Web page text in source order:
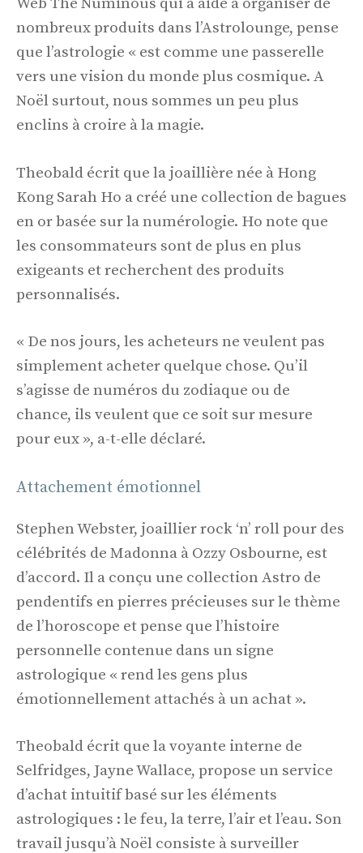
Web The Numinous qui a aidé à organiser de
nombreux produits dans l’Astrolounge, pense
que l’astrologie « est comme une passerelle
vers une vision du monde plus cosmique. A
Noël surtout, nous sommes un peu plus
enclins à croire à la magie.
Theobald écrit que la joaillière née à Hong
Kong Sarah Ho a créé une collection de bagues
en or basée sur la numérologie. Ho note que
les consommateurs sont de plus en plus
exigeants et recherchent des produits
personnalisés.
« De nos jours, les acheteurs ne veulent pas
simplement acheter quelque chose. Qu’il
s’agisse de numéros du zodiaque ou de
chance, ils veulent que ce soit sur mesure
pour eux », a-t-elle déclaré.
Attachement émotionnel
Stephen Webster, joaillier rock ‘n’ roll pour des
célébrités de Madonna à Ozzy Osbourne, est
d’accord. Il a conçu une collection Astro de
pendentifs en pierres précieuses sur le thème
de l’horoscope et pense que l’histoire
personnelle contenue dans un signe
astrologique « rend les gens plus
émotionnellement attachés à un achat ».
Theobald écrit que la voyante interne de
Selfridges, Jayne Wallace, propose un service
d’achat intuitif basé sur les éléments
astrologiques : le feu, la terre, l’air et l’eau. Son
travail jusqu’à Noël consiste à surveiller